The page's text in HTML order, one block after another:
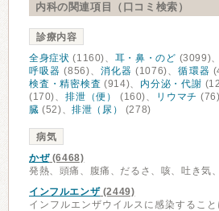
内科の関連項目（口コミ検索）
診療内容
全身症状 (1160)、 耳・鼻・のど (3099)、
呼吸器 (856)、 消化器 (1076)、循環器
検査・精密検査 (914)、 内分泌・代謝
(170)、排泄（便） (160)、 リウマチ (76)
臓 (52)、排泄（尿） (278)
病気
かぜ(6468)
発熱、頭痛、腹痛、だるさ、咳、吐き気
インフルエンザ(2449)
インフルエンザウイルスに感染すること